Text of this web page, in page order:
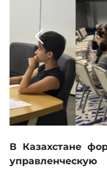
Кадровое
База знаний
Деятельность
Обратная связь
В Казахстане